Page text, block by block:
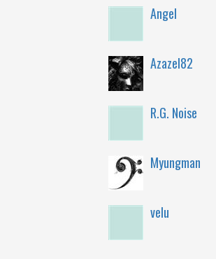
Angel
Azazel82
R.G. Noise
Myungman
velu